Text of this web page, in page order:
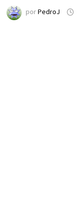
porPedroJ